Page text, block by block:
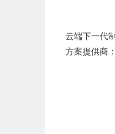
云端下一代
方案提供商